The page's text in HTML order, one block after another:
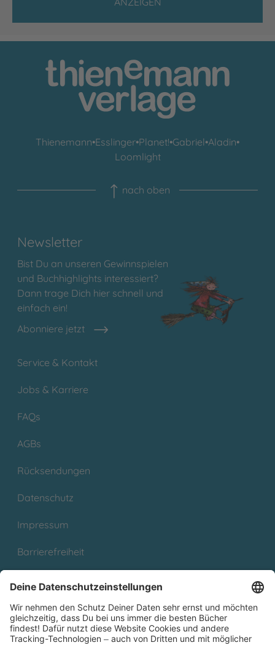
Thienemann•Esslinger•Planet!•Gabriel•Aladin•
Loomlight
nach oben
Newsletter
Bist Du an unseren Gewinnspielen
und Buchhighlights interessiert?
Dann trage Dich hier schnell und
einfach ein!
Abonniere jetzt
Service & Kontakt
Jobs & Karriere
FAQs
AGBs
Rücksendungen
Datenschutz
Impressum
Barrierefreiheit
Partnerprogramm (Affiliate)